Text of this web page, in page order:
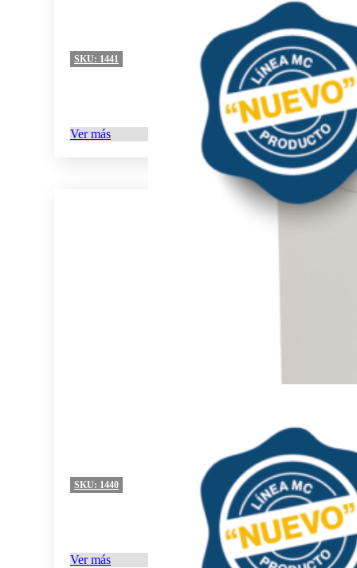
SKU: 1441
Ver más
SKU: 1440
Ver más